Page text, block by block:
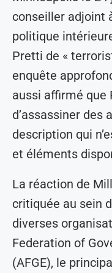
conseiller adjoint
politique
Pretti de «
enquête
aussi affirmé que
d’assassiner des
description qui
et éléments
La réaction de
critiquée au sein
diverses
Federation of
(AFGE), le